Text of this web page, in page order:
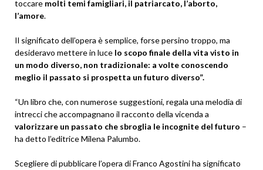
toccare molti temi famigliari, il patriarcato, l’aborto,
l’amore.
Il significato dell’opera è semplice, forse persino troppo, ma
desideravo mettere in luce lo scopo finale della vita visto in
un modo diverso, non tradizionale: a volte conoscendo
meglio il passato si prospetta un futuro diverso”.
“Un libro che, con numerose suggestioni, regala una melodia di
intrecci che accompagnano il racconto della vicenda a
valorizzare un passato che sbroglia le incognite del futuro –
ha detto l’editrice Milena Palumbo.
Scegliere di pubblicare l’opera di Franco Agostini ha significato